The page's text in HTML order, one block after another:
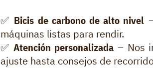
✅ Bicis de carbono de alto nivel
máquinas listas para rendir.
✅ Atención personalizada – Nos
ajuste hasta consejos de